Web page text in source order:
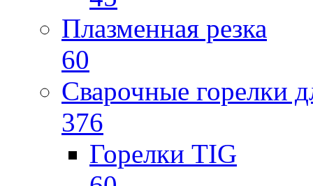
Плазменная резка
60
Сварочные горелки
376
Горелки TIG